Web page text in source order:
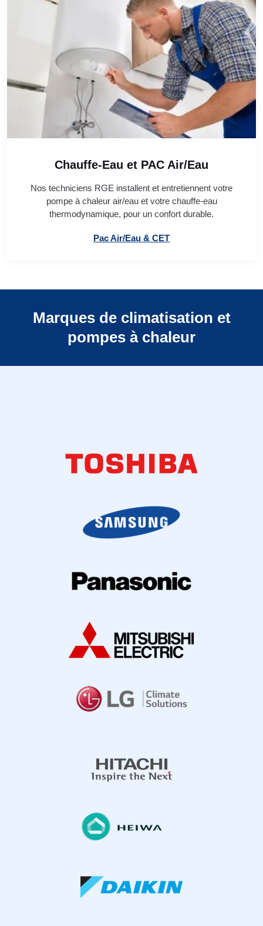
Chauffe-Eau et PAC Air/Eau
Nos techniciens RGE installent et entretiennent votre
pompe à chaleur air/eau et votre chauffe-eau
thermodynamique, pour un confort durable.
Pac Air/Eau & CET
Marques de climatisation et
pompes à chaleur